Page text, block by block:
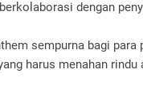
dengan
sempurna bagi
harus menahan rindu